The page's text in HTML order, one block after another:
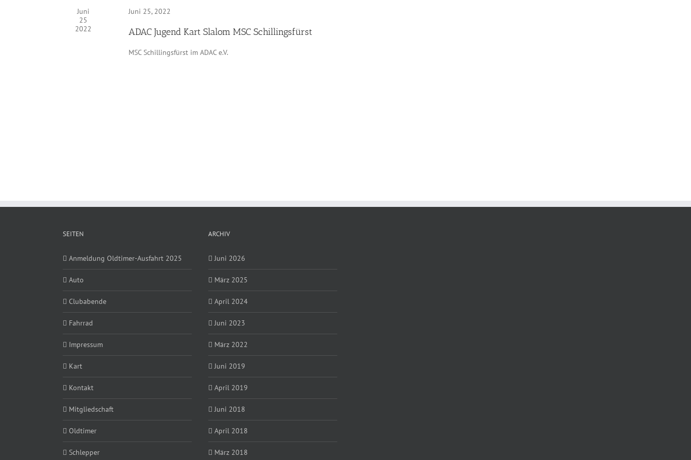
Juni
25
2022
Juni 25, 2022
ADAC Jugend Kart Slalom MSC Schillingsfürst
MSC Schillingsfürst im ADAC e.V.
SEITEN
Anmeldung Oldtimer-Ausfahrt 2025
Auto
Clubabende
Fahrrad
Impressum
Kart
Kontakt
Mitgliedschaft
Oldtimer
Schlepper
ARCHIV
Juni 2026
März 2025
April 2024
Juni 2023
März 2022
Juni 2019
April 2019
Juni 2018
April 2018
März 2018